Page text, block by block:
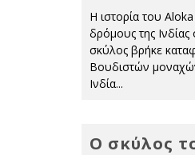
Η ιστορία του
δρόμους της
σκύλος βρήκε
Βουδιστών
Ινδία...
Ο σκύλος